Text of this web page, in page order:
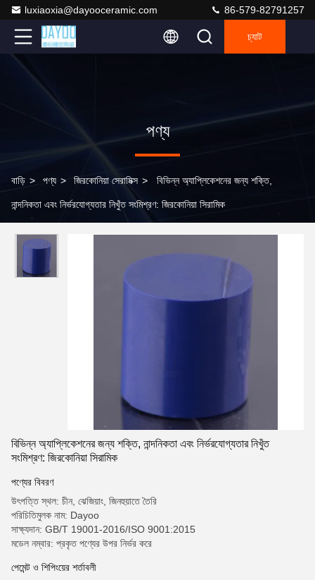
luxiaoxia@dayooceramic.com 86-579-82791257
চ্যাট
পণ্য
বাড়ি > পণ্য > জিরকোনিয়া সেরামিক্স > বিভিন্ন অ্যাপ্লিকেশনের জন্য শক্তি,
নান্দনিকতা এবং নির্ভরযোগ্যতার নিখুঁত সংমিশ্রণ: জিরকোনিয়া সিরামিক
বিভিন্ন অ্যাপ্লিকেশনের জন্য শক্তি, নান্দনিকতা এবং নির্ভরযোগ্যতার নিখুঁত
সংমিশ্রণ: জিরকোনিয়া সিরামিক
পণ্যের বিবরণ
উৎপত্তি স্থল: চীন, ঝেজিয়াং, জিনহুয়াতে তৈরি
পরিচিতিমুলক নাম: Dayoo
সাক্ষ্যদান: GB/T 19001-2016/ISO 9001:2015
মডেল নম্বার: প্রকৃত পণ্যের উপর নির্ভর করে
পেমেন্ট ও শিপিংয়ের শর্তাবলী